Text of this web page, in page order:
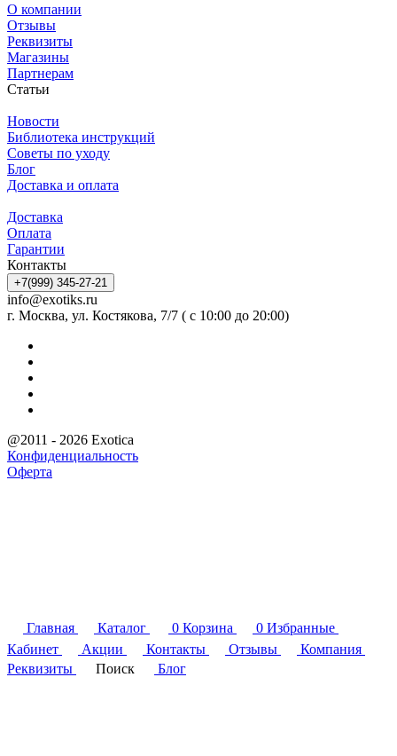
О компании
Отзывы
Реквизиты
Магазины
Партнерам
Статьи
Новости
Библиотека инструкций
Советы по уходу
Блог
Доставка и оплата
Доставка
Оплата
Гарантии
Контакты
+7(999) 345-27-21
info@exotiks.ru
г. Москва, ул. Костякова, 7/7 ( с 10:00 до 20:00)
@2011 - 2026 Exotica
Конфиденциальность
Оферта
Главная Каталог 0 Корзина 0 Избранные
Кабинет
Акции Контакты Отзывы
Компания
Реквизиты
Поиск Блог